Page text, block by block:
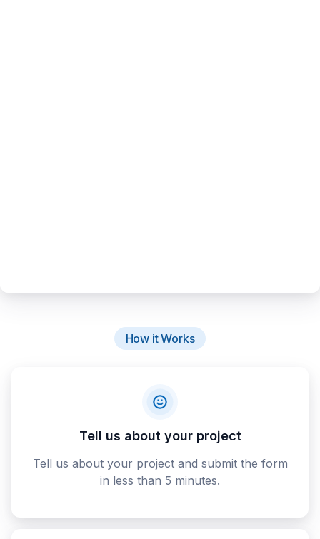
How it Works
Tell us about your project
Tell us about your project and submit the form
in less than 5 minutes.